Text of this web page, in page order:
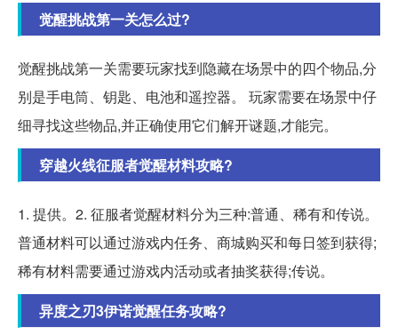
觉醒挑战第一关怎么过?
觉醒挑战第一关需要玩家找到隐藏在场景中的四个物品,分
别是手电筒、钥匙、电池和遥控器。 玩家需要在场景中仔
细寻找这些物品,并正确使用它们解开谜题,才能完。
穿越火线征服者觉醒材料攻略?
1. 提供。2. 征服者觉醒材料分为三种:普通、稀有和传说。
普通材料可以通过游戏内任务、商城购买和每日签到获得;
稀有材料需要通过游戏内活动或者抽奖获得;传说。
异度之刃3伊诺觉醒任务攻略?